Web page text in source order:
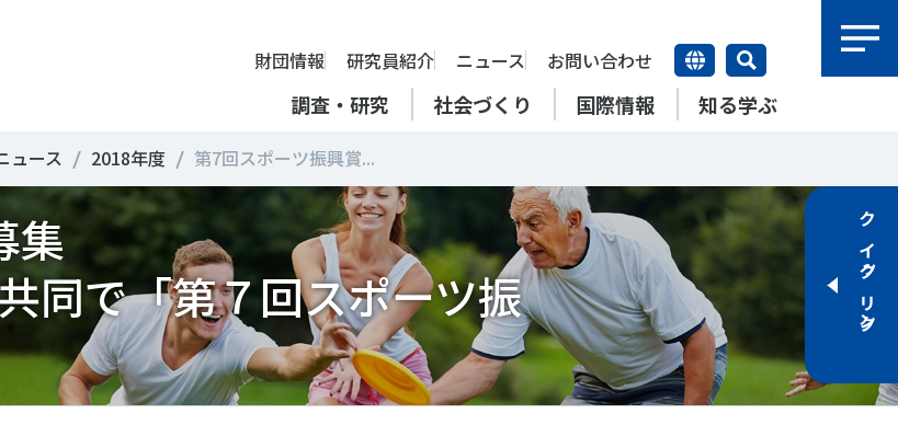
調査・研究 社会づくり 国際情報 知る学ぶ
財団情報 研究員紹介 ニュース お問い合わせ
財団情報
ミッション
理事長挨拶
組織
沿革
採用情報
情報公開
アクセス
SSF Guidebook
研究員紹介
研究員
上席特別研究員
特別研究員
＃アクティブなまちづくり ＃日本人の身体活動と健康寿命 ＃障害者スポーツ ＃スポーツ基本計画
ティ
データ
ちづくり
スポーツ・ガバナンス
スポーツボランティア
スポーツ政策・予算
健康とスポーツ
その他
調査一覧
【動画】スポーツでアクティブ
なまちづくり
新たな地域スポーツプラットフォーム
RSMO 地域スポーツ運営組織
運動部活動の実態と地域展開・
地域移行
アクティブシティ
自治体との連携
各教育機関との連携
スポーツ振興団体との連携
セミナー
【動画】スポーツでアクティブなまちづくり
チャレンジデー30年の取り組み
アクティブチャレンジ
スポーツ・ライフデータ
運動部活動の実態と地域展開・
地域移行
国際機関との連携
諸外国のスポーツ政策
諸外国のスポーツ事情
SSF研究員による国際情報コラム
SSFの英語版WEBサイト
SSFとできること
自治体／行政機関の方へ
SSFとできること
研究機関／競技団体の方へ
と地域展開・地域
の日常化
い子どものスポー
スポーツ 歴史の検証
SPORT POLICY INCUBATOR―スポ
ーツ政策の『卵』―
SSF BOOKS
広報・出版
投票・クイズ
新型コロナウイルスとスポーツ
SSFとできること
自治体／行政機関の方へ
SSFとできること
研究機関／競技団体の方へ
SSFとできること
学生／大学生の方へ
クイックリンク
ュース 2018年度 第7回スポーツ振興賞...
集
同で「第７回スポーツ振